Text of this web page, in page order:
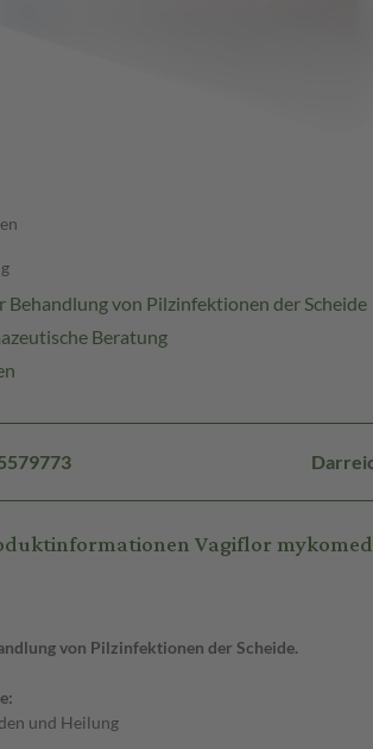
von Pilzinfektionen der Scheide
Beratung
Vagiflor
von Pilzinfektionen der Scheide.
und Heilung